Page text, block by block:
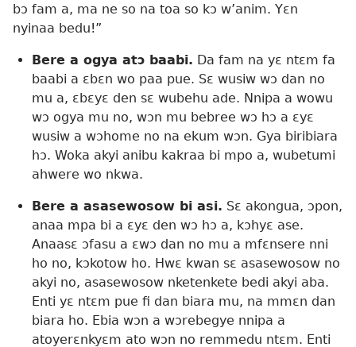
bɔ fam a, ma ne so na toa so kɔ w’anim. Yɛn
nyinaa bedu!”
Bere a ogya atɔ baabi. Da fam na yɛ ntɛm fa
baabi a ɛbɛn wo paa pue. Sɛ wusiw wɔ dan no
mu a, ɛbɛyɛ den sɛ wubehu ade. Nnipa a wowu
wɔ ogya mu no, wɔn mu bebree wɔ hɔ a ɛyɛ
wusiw a wɔhome no na ekum wɔn. Gya biribiara
hɔ. Woka akyi anibu kakraa bi mpo a, wubetumi
ahwere wo nkwa.
Bere a asasewosow bi asi. Sɛ akongua, ɔpon,
anaa mpa bi a ɛyɛ den wɔ hɔ a, kɔhyɛ ase.
Anaasɛ ɔfasu a ɛwɔ dan no mu a mfɛnsere nni
ho no, kɔkotow ho. Hwɛ kwan sɛ asasewosow no
akyi no, asasewosow nketenkete bedi akyi aba.
Enti yɛ ntɛm pue fi dan biara mu, na mmɛn dan
biara ho. Ebia wɔn a wɔrebegye nnipa a
atoyerɛnkyɛm ato wɔn no remmedu ntɛm. Enti